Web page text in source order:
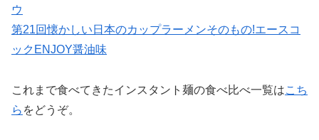
ウ
第21回懐かしい日本のカップラーメンそのもの!エースコ
ックENJOY醤油味
これまで食べてきたインスタント麺の食べ比べ一覧はこち
ら をどうぞ。